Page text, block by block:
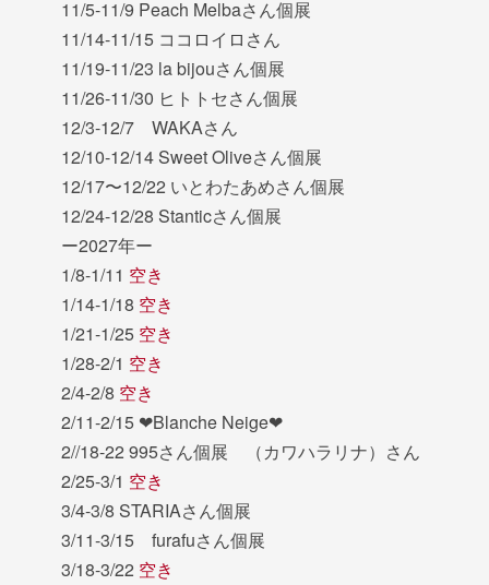
11/5-11/9 Peach Melbaさん個展
11/14-11/15 ココロイロさん
11/19-11/23 la bijouさん個展
11/26-11/30 ヒトトセさん個展
12/3-12/7 WAKAさん
12/10-12/14 Sweet Oliveさん個展
12/17〜12/22 いとわたあめさん個展
12/24-12/28 Stanticさん個展
ー2027年ー
1/8-1/11 空き
1/14-1/18 空き
1/21-1/25 空き
1/28-2/1 空き
2/4-2/8 空き
2/11-2/15 ❤︎Blanche Neige❤︎
2//18-22 995さん個展 （カワハラリナ）さん
2/25-3/1 空き
3/4-3/8 STARIAさん個展
3/11-3/15 furafuさん個展
3/18-3/22 空き